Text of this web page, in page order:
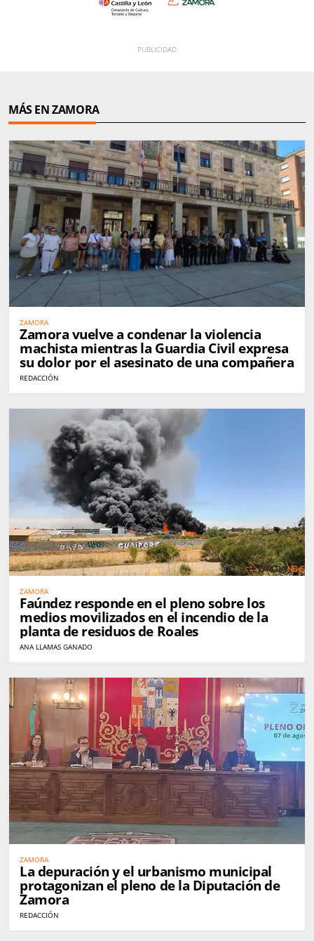
MÁS EN ZAMORA
ZAMORA
Zamora vuelve a condenar la violencia
machista mientras la Guardia Civil expresa
su dolor por el asesinato de una compañera
REDACCIÓN
ZAMORA
Faúndez responde en el pleno sobre los
medios movilizados en el incendio de la
planta de residuos de Roales
ANA LLAMAS GANADO
ZAMORA
La depuración y el urbanismo municipal
protagonizan el pleno de la Diputación de
Zamora
REDACCIÓN